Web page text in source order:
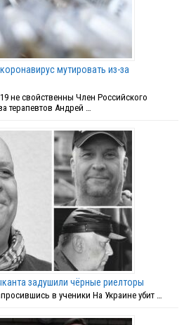
мутировать из-за
не свойственны Член Российского
терапевтов Андрей …
задушили чёрные риелторы
в ученики На Украине убит …